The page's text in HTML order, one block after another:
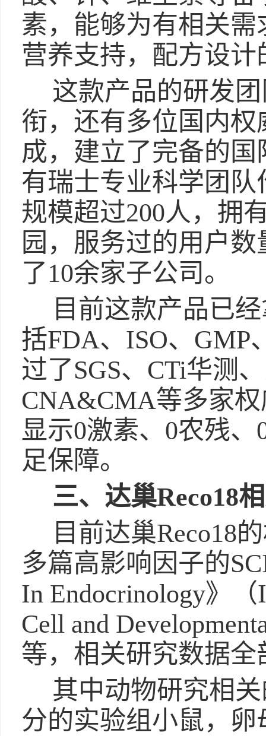
素，能够为有相关
营养支持，配方设
这款产品的研发
衔，还有多位国内
成，建立了完备的
有瑞士专业科学团
规模超过200人，拥
园，服务过的用户
了10余家子公司。
目前这款产品已
括FDA、ISO、GMP
过了SGS、CTi华测
CNA&CMA等多家
显示0激素、0农残
足保障。
三、达巢Reco18
目前达巢Reco18
多篇高影响因子的
In Endocrinology》
Cell and
等，相关研究数据全
其中动物研究相
分的实验组小鼠，